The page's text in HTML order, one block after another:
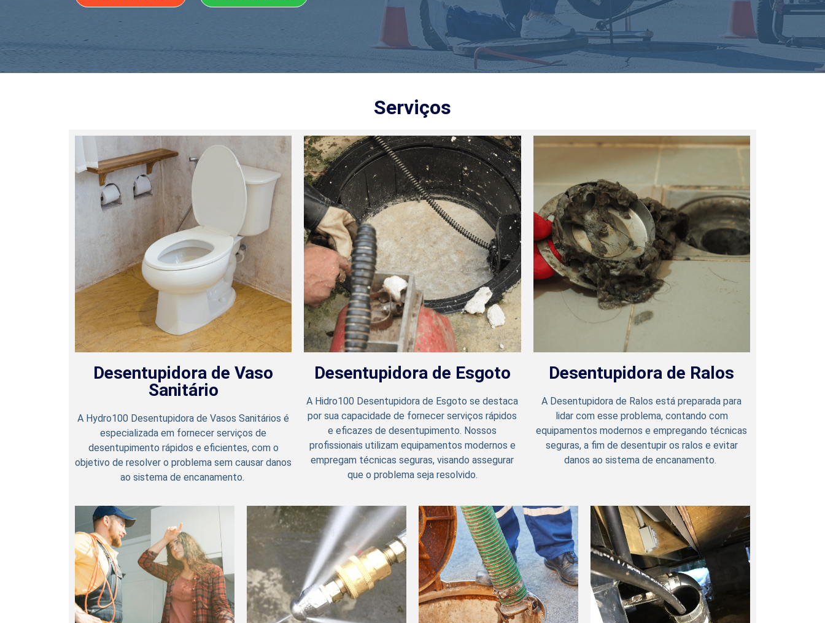
Serviços
Desentupidora de Vaso
Sanitário
A Hydro100 Desentupidora de Vasos Sanitários é
especializada em fornecer serviços de
desentupimento rápidos e eficientes, com o
objetivo de resolver o problema sem causar danos
ao sistema de encanamento.
Desentupidora de Esgoto
A Hidro100 Desentupidora de Esgoto se destaca
por sua capacidade de fornecer serviços rápidos
e eficazes de desentupimento. Nossos
profissionais utilizam equipamentos modernos e
empregam técnicas seguras, visando assegurar
que o problema seja resolvido.
Desentupidora de Ralos
A Desentupidora de Ralos está preparada para
lidar com esse problema, contando com
equipamentos modernos e empregando técnicas
seguras, a fim de desentupir os ralos e evitar
danos ao sistema de encanamento.